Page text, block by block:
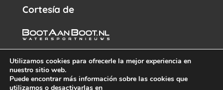
Cortesía de
Utilizamos cookies para ofrecerle la mejor experiencia en
nuestro sitio web.
Puede encontrar más información sobre las cookies que
utilizamos o desactivarlas en